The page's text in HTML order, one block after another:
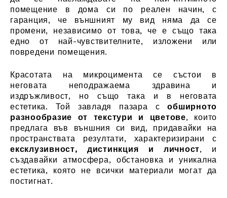
помещение в дома си по реален начин, с
гаранция, че външният му вид няма да се
промени, независимо от това, че е също така
едно от най-чувствителните, изложени или
повредени помещения.
Красотата на микроцимента се състои в
неговата неподражаема здравина и
издръжливост, но също така и в неговата
естетика. Той завладя пазара собширното
разнообразие от текстури и цветове, които
предлага във външния си вид, придавайки на
пространствата резултати, характеризирани с
ексклузивност, дистинкция и личност, и
създавайки атмосфера, обстановка и уникална
естетика, която не всички материали могат да
постигнат.